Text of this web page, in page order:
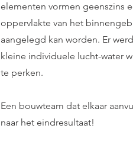
elementen vormen geenszins
oppervlakte van het
aangelegd kan worden. Er
kleine individuele lucht-water
te perken.
Een bouwteam dat elkaar
naar het eindresultaat!